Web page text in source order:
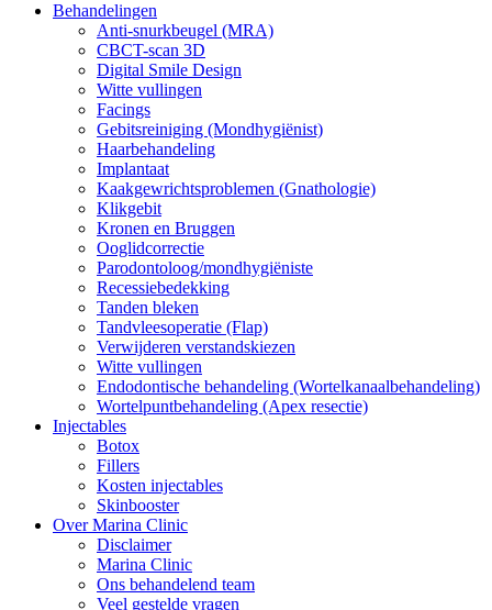
Behandelingen
Anti-snurkbeugel (MRA)
CBCT-scan 3D
Digital Smile Design
Witte vullingen
Facings
Gebitsreiniging (Mondhygiënist)
Haarbehandeling
Implantaat
Kaakgewrichtsproblemen (Gnathologie)
Klikgebit
Kronen en Bruggen
Ooglidcorrectie
Parodontoloog/mondhygiëniste
Recessiebedekking
Tanden bleken
Tandvleesoperatie (Flap)
Verwijderen verstandskiezen
Witte vullingen
Endodontische behandeling (Wortelkanaalbehandeling)
Wortelpuntbehandeling (Apex resectie)
Injectables
Botox
Fillers
Kosten injectables
Skinbooster
Over Marina Clinic
Disclaimer
Marina Clinic
Ons behandelend team
Veel gestelde vragen